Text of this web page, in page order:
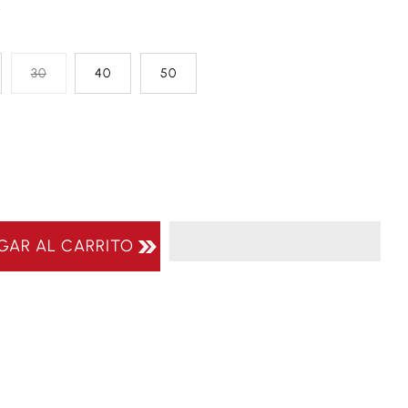
30 40 50
AL CARRITO